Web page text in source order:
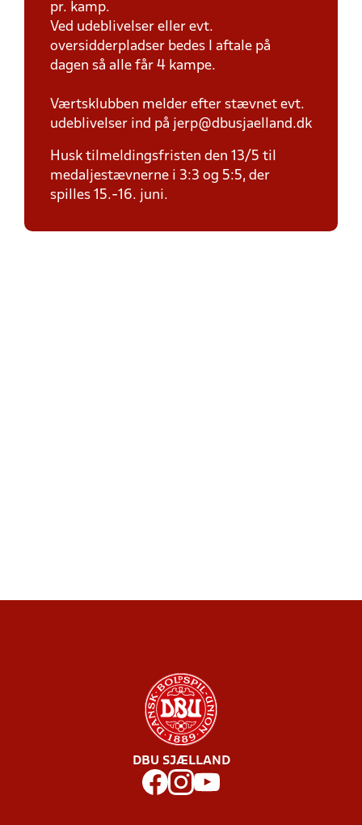
pr. kamp.
Ved udeblivelser eller evt.
oversidderpladser bedes I aftale på
dagen så alle får 4 kampe.
Værtsklubben melder efter stævnet evt.
udeblivelser ind på jerp@dbusjaelland.dk
Husk tilmeldingsfristen den 13/5 til
medaljestævnerne i 3:3 og 5:5, der
spilles 15.-16. juni.
DBU SJÆLLAND